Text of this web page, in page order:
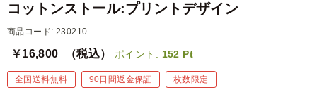
コットンストール:プリントデザイン
商品コード: 230210
￥16,800 （税込） ポイント: 152 Pt
全国送料無料 90日間返金保証 枚数限定